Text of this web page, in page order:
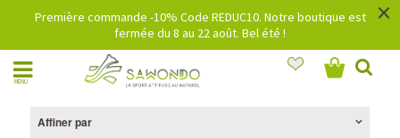
Première commande -10% Code REDUC10. Notre boutique est
fermée du 8 au 22 août. Bel été !
×
MENU
Affiner par